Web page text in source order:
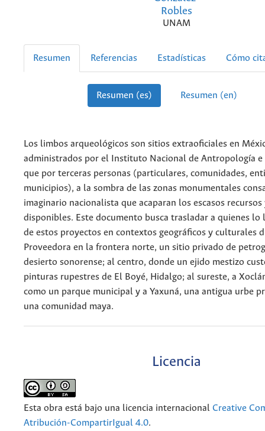
Robles
UNAM
Resumen Referencias Estadísticas Cómo
Resumen (es) Resumen (en)
Los limbos arqueológicos son sitios extraoficiales en
administrados por el Instituto Nacional de Antropología e
que por terceras personas (particulares, comunidades,
municipios), a la sombra de las zonas monumentales
imaginario nacionalista que acaparan los escasos
disponibles. Este documento busca trasladar a quienes lo
de estos proyectos en contextos geográficos y culturales
Proveedora en la frontera norte, un sitio privado de
desierto sonorense; al centro, donde un ejido mestizo
pinturas rupestres de El Boyé, Hidalgo; al sureste, a
como un parque municipal y a Yaxuná, una antigua urbe
una comunidad maya.
Licencia
Esta obra está bajo una licencia internacional Creative
Atribución-CompartirIgual 4.0.